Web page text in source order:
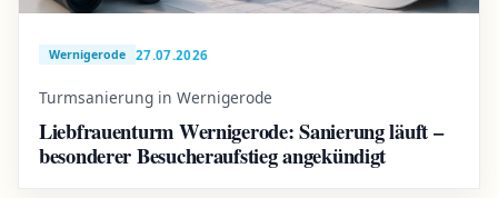
Wernigerode 27.07.2026
Turmsanierung in Wernigerode
Liebfrauenturm Wernigerode: Sanierung läuft –
besonderer Besucheraufstieg angekündigt